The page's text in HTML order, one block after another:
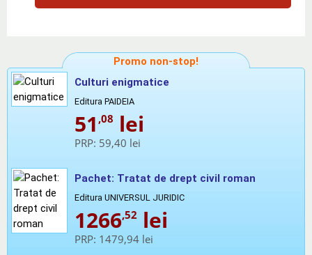
Promo non-stop!
Culturi enigmatice
Editura PAIDEIA
51 ,08 lei
PRP: 59,40 lei
Pachet: Tratat de drept civil roman
Editura UNIVERSUL JURIDIC
1266,52 lei
PRP: 1479,94 lei